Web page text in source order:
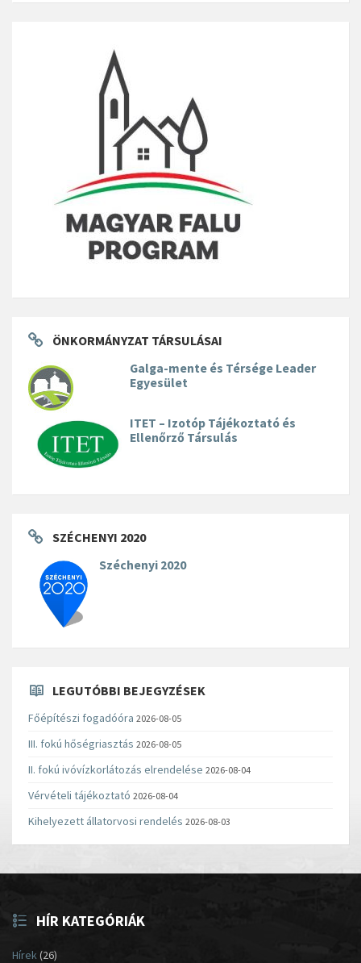
ÖNKORMÁNYZAT TÁRSULÁSAI
Galga-mente és Térsége Leader
Egyesület
ITET – Izotóp Tájékoztató és
Ellenőrző Társulás
SZÉCHENYI 2020
Széchenyi 2020
LEGUTÓBBI BEJEGYZÉSEK
Főépítészi fogadóóra 2026-08-05
III. fokú hőségriasztás 2026-08-05
II. fokú ivóvízkorlátozás elrendelése 2026-08-04
Vérvételi tájékoztató 2026-08-04
Kihelyezett állatorvosi rendelés 2026-08-03
HÍR KATEGÓRIÁK
Hírek(26)